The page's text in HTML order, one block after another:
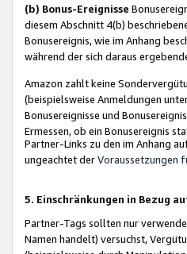
(b) Bonus-Ereignisse
diesem Abschnitt 4(b)
Bonusereignis, wie im Anhang
während der sich daraus
Amazon zahlt keine
(beispielsweise Anmeldungen
Bonusereignisse und
Ermessen, ob ein Bonusereignis
Partner-Links zu den im Anhang
ungeachtet derVoraussetzungen
5. Einschränkungen in Bezug
Partner-Tags sollten nur
Namen handelt) versuchst,